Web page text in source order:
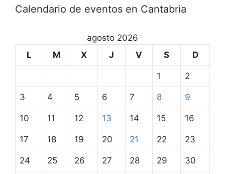
Calendario de eventos en Cantabria
agosto 2026
L
M X J V S D
1 2
3 4 5 6 7 8 9
10 11 12 13 14 15 16
17 18 19 20 21 22 23
24 25 26 27 28 29 30